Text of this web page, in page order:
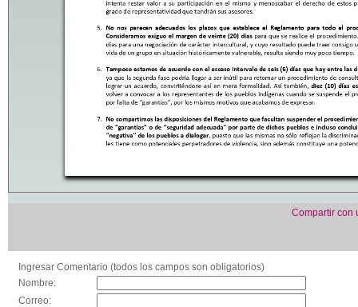
Compartir con
Ingresar Comentario (todos los campos son obligatorios)
Nombre:
Correo: